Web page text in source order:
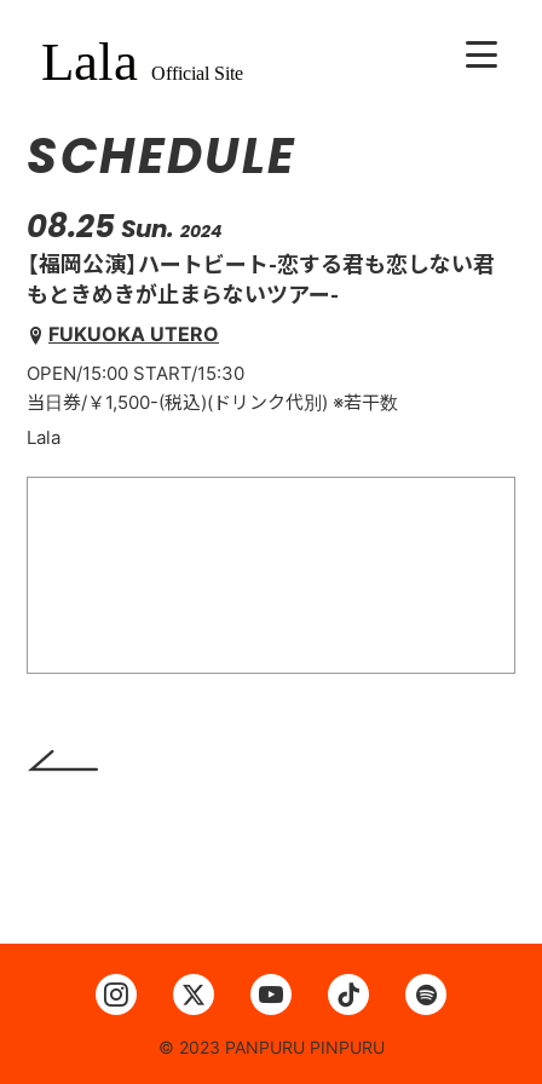
HOME
SCHEDULE
VIDEO
SCHEDULE
08.25Sun. 2024
【福岡公演】ハートビート-恋する君も恋しない君
もときめきが止まらないツアー-
FUKUOKA UTERO
OPEN/15:00 START/15:30
当日券/￥1,500-(税込)(ドリンク代別) ※若干数
Lala
© 2023 PANPURU PINPURU